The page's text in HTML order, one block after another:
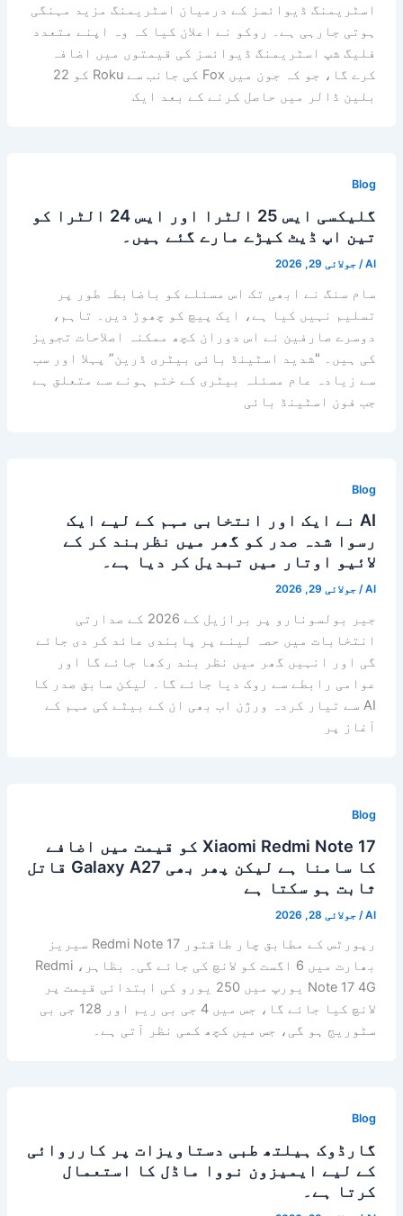
اسٹریمنگ ڈیوائسز کے درمیان اسٹریمنگ مزید مہنگی
ہوتی جارہی ہے۔ روکو نے اعلان کیا کہ وہ اپنے متعدد
فلیگ شپ اسٹریمنگ ڈیوائسز کی قیمتوں میں اضافہ
کرے گا، جو کہ جون میں Fox کی جانب سے Roku کو 22
بلین ڈالر میں حاصل کرنے کے بعد ایک
Blog
گلیکسی ایس 25 الٹرا اور ایس 24 الٹرا کو
تین اپ ڈیٹ کیڑے مارے گئے ہیں۔
AI
/ جولائی 29, 2026
سام سنگ نے ابھی تک اس مسئلے کو باضابطہ طور پر
تسلیم نہیں کیا ہے، ایک پیچ کو چھوڑ دیں۔ تاہم،
دوسرے صارفین نے اس دوران کچھ ممکنہ اصلاحات تجویز
کی ہیں۔ "شدید اسٹینڈ بائی بیٹری ڈرین” پہلا اور سب
سے زیادہ عام مسئلہ بیٹری کے ختم ہونے سے متعلق ہے
جب فون اسٹینڈ بائی
Blog
AI نے ایک اور انتخابی مہم کے لیے ایک
رسوا شدہ صدر کو گھر میں نظربند کر کے
لائیو اوتار میں تبدیل کر دیا ہے۔
AI
/ جولائی 29, 2026
جیر بولسونارو پر برازیل کے 2026 کے صدارتی
انتخابات میں حصہ لینے پر پابندی عائد کر دی جائے
گی اور انہیں گھر میں نظر بند رکھا جائے گا اور
عوامی رابطے سے روک دیا جائے گا۔ لیکن سابق صدر کا
AI سے تیار کردہ ورژن اب بھی ان کے بیٹے کی مہم کے
آغاز پر
Blog
Xiaomi Redmi Note 17 کو قیمت میں اضافے
کا سامنا ہے لیکن پھر بھی Galaxy A27 قاتل
ثابت ہو سکتا ہے
AI
/ جولائی 28, 2026
رپورٹس کے مطابق چار طاقتور Redmi Note 17 سیریز
بھارت میں 6 اگست کو لانچ کی جائے گی۔ بظاہر، Redmi
Note 17 4G یورپ میں 250 یورو کی ابتدائی قیمت پر
لانچ کیا جائے گا، جس میں 4 جی بی ریم اور 128 جی بی
سٹوریج ہو گی، جس میں کچھ کمی نظر آتی ہے۔
Blog
گارڈوک ہیلتھ طبی دستاویزات پر کارروائی
کے لیے ایمیزون نووا ماڈل کا استعمال
کرتا ہے۔